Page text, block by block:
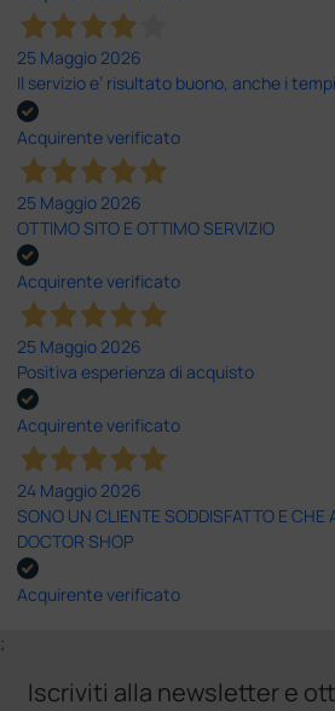
25 Maggio 2026
Il servizio e’ risultato buono, anche i
Acquirente verificato
25 Maggio 2026
OTTIMO SITO E OTTIMO SERVIZIO
Acquirente verificato
25 Maggio 2026
Positiva esperienza di acquisto
Acquirente verificato
24 Maggio 2026
SONO UN CLIENTE SODDISFATTO E CHE
DOCTOR SHOP
Acquirente verificato
;
Iscriviti alla newsletter e